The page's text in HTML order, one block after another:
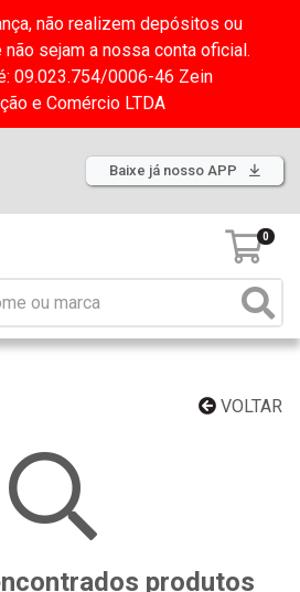
não realizem depósitos ou
sejam a nossa conta oficial.
09.023.754/0006-46 Zein
e Comércio LTDA
Baixe já nosso APP
0
VOLTAR
produtos